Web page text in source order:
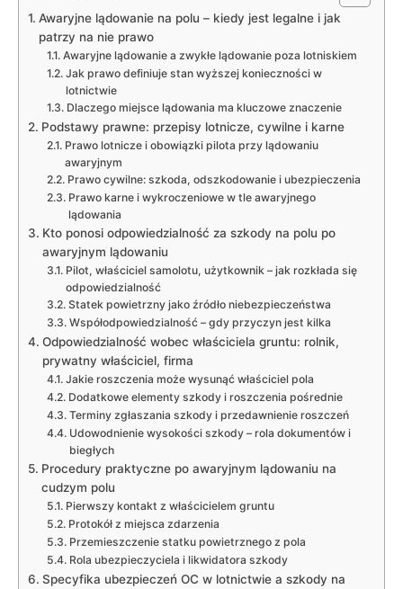
Awaryjne lądowanie na polu – kiedy jest legalne i jak
patrzy na nie prawo
Awaryjne lądowanie a zwykłe lądowanie poza lotniskiem
Jak prawo definiuje stan wyższej konieczności w
lotnictwie
Dlaczego miejsce lądowania ma kluczowe znaczenie
Podstawy prawne: przepisy lotnicze, cywilne i karne
Prawo lotnicze i obowiązki pilota przy lądowaniu
awaryjnym
Prawo cywilne: szkoda, odszkodowanie i ubezpieczenia
Prawo karne i wykroczeniowe w tle awaryjnego
lądowania
Kto ponosi odpowiedzialność za szkody na polu po
awaryjnym lądowaniu
Pilot, właściciel samolotu, użytkownik – jak rozkłada się
odpowiedzialność
Statek powietrzny jako źródło niebezpieczeństwa
Współodpowiedzialność – gdy przyczyn jest kilka
Odpowiedzialność wobec właściciela gruntu: rolnik,
prywatny właściciel, firma
Jakie roszczenia może wysunąć właściciel pola
Dodatkowe elementy szkody i roszczenia pośrednie
Terminy zgłaszania szkody i przedawnienie roszczeń
Udowodnienie wysokości szkody – rola dokumentów i
biegłych
Procedury praktyczne po awaryjnym lądowaniu na
cudzym polu
Pierwszy kontakt z właścicielem gruntu
Protokół z miejsca zdarzenia
Przemieszczenie statku powietrznego z pola
Rola ubezpieczyciela i likwidatora szkody
Specyfika ubezpieczeń OC w lotnictwie a szkody na